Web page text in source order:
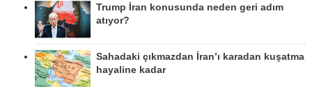
Trump İran konusunda neden geri adım
atıyor?
Sahadaki çıkmazdan İran’ı karadan kuşatma
hayaline kadar